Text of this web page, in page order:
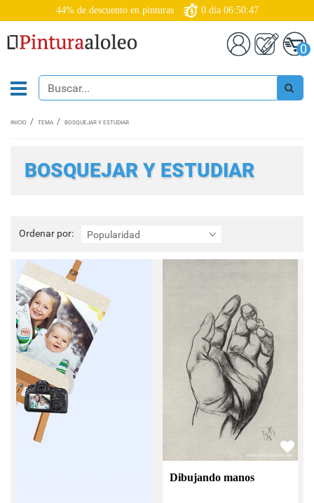
44% de descuento en pinturas 0 día 06:50:45
0
INICIO TEMA BOSQUEJAR Y ESTUDIAR
BOSQUEJAR Y ESTUDIAR
Ordenar por: Popularidad
Ordenar
por:
Dibujando manos